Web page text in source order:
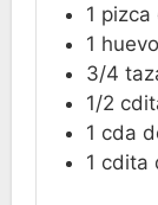
1 pizca
1 huevo
3/4
1/2
1 cda
1 cdita